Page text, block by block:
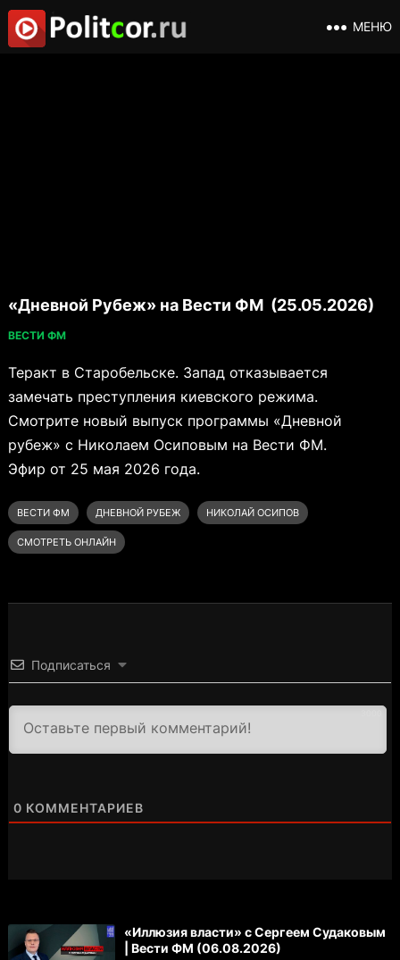
МЕНЮ
«Дневной Рубеж» на Вести ФМ (25.05.2026)
ВЕСТИ ФМ
Теракт в Старобельске. Запад отказывается
замечать преступления киевского режима.
Смотрите новый выпуск программы «Дневной
рубеж» с Николаем Осиповым на Вести ФМ.
Эфир от 25 мая 2026 года.
ВЕСТИ ФМ ДНЕВНОЙ РУБЕЖ НИКОЛАЙ ОСИПОВ
СМОТРЕТЬ ОНЛАЙН
Подписаться
0 КОММЕНТАРИЕВ
«Иллюзия власти» с Сергеем Судаковым
| Вести ФМ (06.08.2026)